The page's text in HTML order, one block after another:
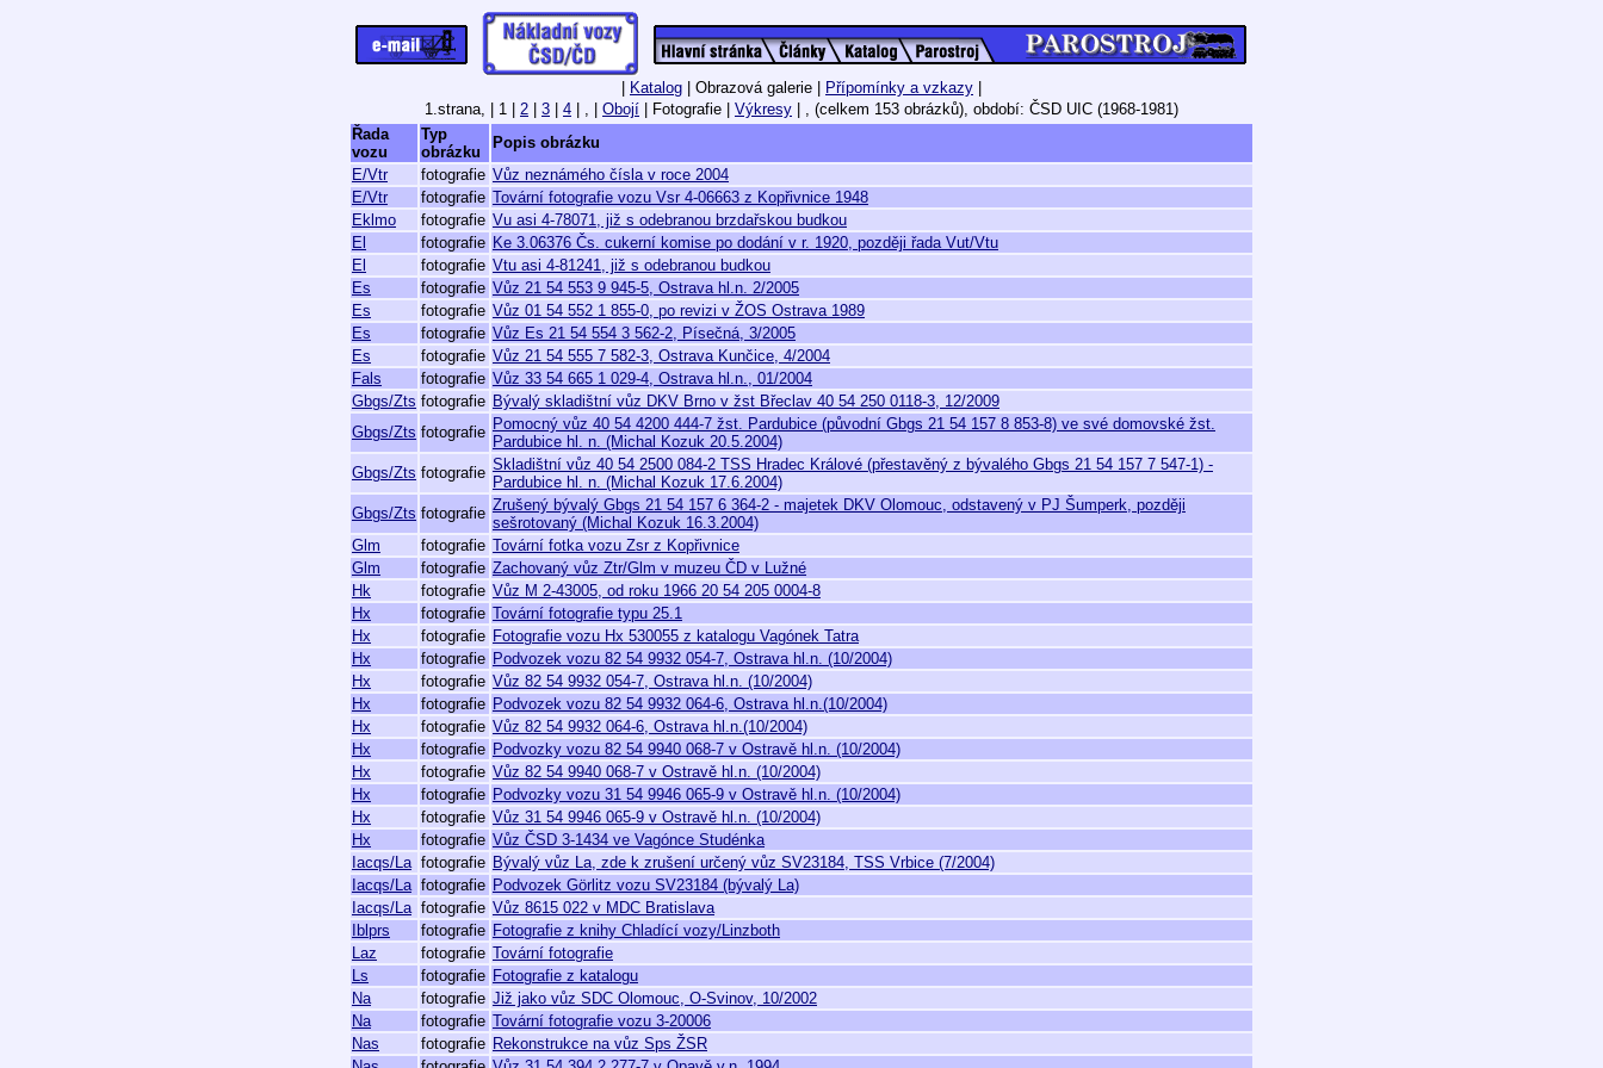
Katalog | Obrazová galerie | Přípomínky a vzkazy
1.strana,
| 1 | 2 3 4 | , | Obojí | Fotografie | Výkresy | , (celkem 153 obrázků), období: ČSD UIC (1968-1981)
Řada
vozu
Typ
obrázku
Popis obrázku
E/Vtr
fotografie Vůz neznámého čísla v roce 2004
E/Vtr
fotografie Tovární fotografie vozu Vsr 4-06663 z Kopřivnice 1948
Eklmo
fotografie Vu asi 4-78071, již s odebranou brzdařskou budkou
El
fotografie Ke 3.06376 Čs. cukerní komise po dodání v r. 1920, později řada Vut/Vtu
El
fotografie Vtu asi 4-81241, již s odebranou budkou
Es
fotografie Vůz 21 54 553 9 945-5, Ostrava hl.n. 2/2005
Es
fotografie Vůz 01 54 552 1 855-0, po revizi v ŽOS Ostrava 1989
Es
fotografie Vůz Es 21 54 554 3 562-2, Písečná, 3/2005
Es
fotografie Vůz 21 54 555 7 582-3, Ostrava Kunčice, 4/2004
Fals
fotografie Vůz 33 54 665 1 029-4, Ostrava hl.n., 01/2004
Gbgs/Zts fotografie Bývalý skladištní vůz DKV Brno v žst Břeclav 40 54 250 0118-3, 12/2009
Gbgs/Zts fotografie Pomocný vůz 40 54 4200 444-7 žst. Pardubice (původní Gbgs 21 54 157 8 853-8) ve své domovské žst.
Pardubice hl. n. (Michal Kozuk 20.5.2004)
Gbgs/Zts fotografie Skladištní vůz 40 54 2500 084-2 TSS Hradec Králové (přestavěný z bývalého Gbgs 21 54 157 7 547-1) -
Pardubice hl. n. (Michal Kozuk 17.6.2004)
Gbgs/Zts fotografie Zrušený bývalý Gbgs 21 54 157 6 364-2 - majetek DKV Olomouc, odstavený v PJ Šumperk, později
sešrotovaný (Michal Kozuk 16.3.2004)
Glm
fotografie Tovární fotka vozu Zsr z Kopřivnice
Glm
fotografie Zachovaný vůz Ztr/Glm v muzeu ČD v Lužné
Hk
fotografie Vůz M 2-43005, od roku 1966 20 54 205 0004-8
Hx
fotografie Tovární fotografie typu 25.1
Hx
fotografie Fotografie vozu Hx 530055 z katalogu Vagónek Tatra
Hx
fotografie Podvozek vozu 82 54 9932 054-7, Ostrava hl.n. (10/2004)
Hx
fotografie Vůz 82 54 9932 054-7, Ostrava hl.n. (10/2004)
Hx
fotografie Podvozek vozu 82 54 9932 064-6, Ostrava hl.n.(10/2004)
Hx
fotografie Vůz 82 54 9932 064-6, Ostrava hl.n.(10/2004)
Hx
fotografie Podvozky vozu 82 54 9940 068-7 v Ostravě hl.n. (10/2004)
Hx
fotografie Vůz 82 54 9940 068-7 v Ostravě hl.n. (10/2004)
Hx
fotografie Podvozky vozu 31 54 9946 065-9 v Ostravě hl.n. (10/2004)
Hx
fotografie Vůz 31 54 9946 065-9 v Ostravě hl.n. (10/2004)
Hx
fotografie Vůz ČSD 3-1434 ve Vagónce Studénka
Iacqs/La fotografie Bývalý vůz La, zde k zrušení určený vůz SV23184, TSS Vrbice (7/2004)
Iacqs/La fotografie Podvozek Görlitz vozu SV23184 (bývalý La)
Iacqs/La fotografie Vůz 8615 022 v MDC Bratislava
Iblprs
fotografie Fotografie z knihy Chladící vozy/Linzboth
Laz
fotografie Tovární fotografie
Ls
fotografie Fotografie z katalogu
Na
fotografie Již jako vůz SDC Olomouc, O-Svinov, 10/2002
Na
fotografie Tovární fotografie vozu 3-20006
Nas
fotografie Rekonstrukce na vůz Sps ŽSR